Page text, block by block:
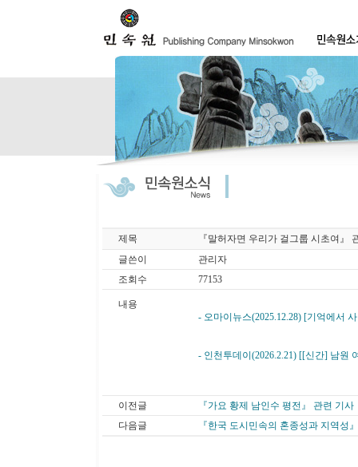
제목
『말허자면 우리가 걸그룹 시초여』
글쓴이
관리자
조회수
77153
내용
- 오마이뉴스(2025.12.28) [기억에서
- 인천투데이(2026.2.21) [[신간] 남원
이전글
『가요 황제 남인수 평전』 관련 기사
다음글
『한국 도시민속의 혼종성과 지역성